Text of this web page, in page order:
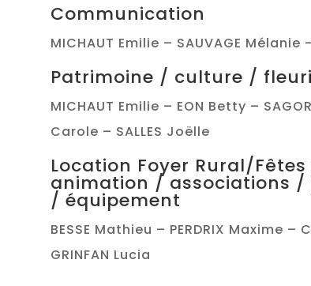
Communication
MICHAUT Emilie – SAUVAGE Mélanie
Patrimoine / culture /
MICHAUT Emilie – EON Betty –
Carole – SALLES Joëlle
Location Foyer Rural/
animation / associations /
/ équipement
BESSE Mathieu – PERDRIX Maxime –
GRINFAN Lucia